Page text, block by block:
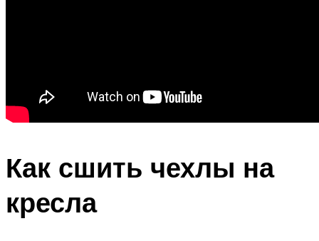
Как сшить чехлы на
кресла